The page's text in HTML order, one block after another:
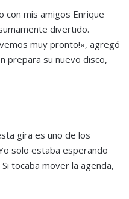
con mis amigos Enrique
divertido.
muy pronto!», agregó
prepara su nuevo disco,
gira es uno de los
solo estaba esperando
tocaba mover la agenda,